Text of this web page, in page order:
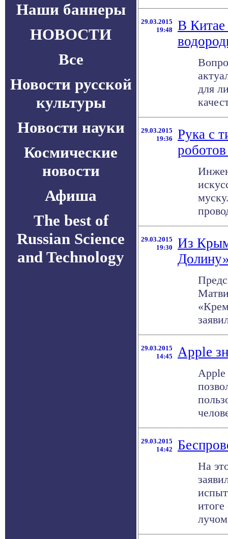
Наши баннеры
НОВОСТИ
Все
Новости русской
культуры
Новости науки
Космические
новости
Афиша
The best of
Russian Science
and Technology
29.03.2015
19:48
В Китае
для
29.03.2015
19:36
Рука с
29.03.2015
19:30
Из
29.03.2015
14:45
Apple
Apple
29.03.2015
14:42
На